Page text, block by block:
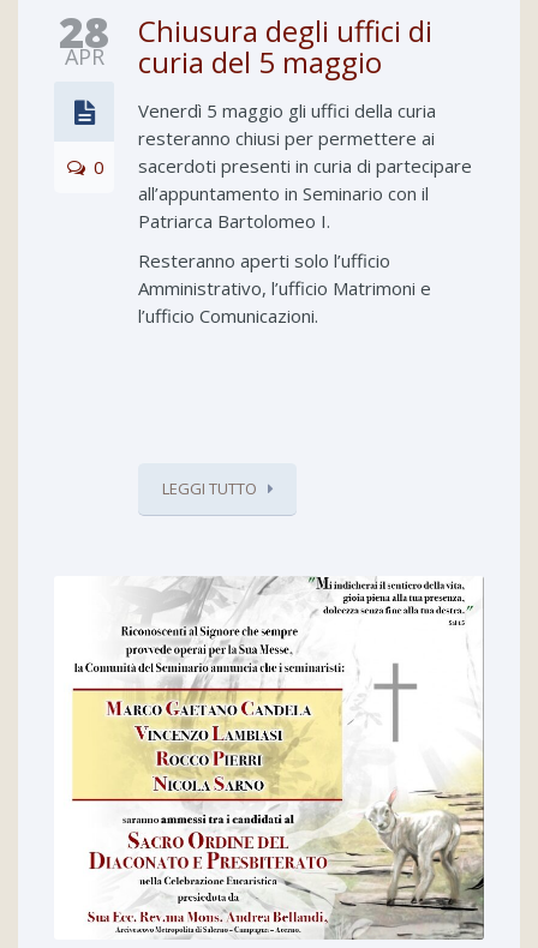
28
APR
0
Chiusura degli uffici di
curia del 5 maggio
Venerdì 5 maggio gli uffici della curia
resteranno chiusi per permettere ai
sacerdoti presenti in curia di partecipare
all’appuntamento in Seminario con il
Patriarca Bartolomeo I.
Resteranno aperti solo l’ufficio
Amministrativo, l’ufficio Matrimoni e
l’ufficio Comunicazioni.
LEGGI TUTTO